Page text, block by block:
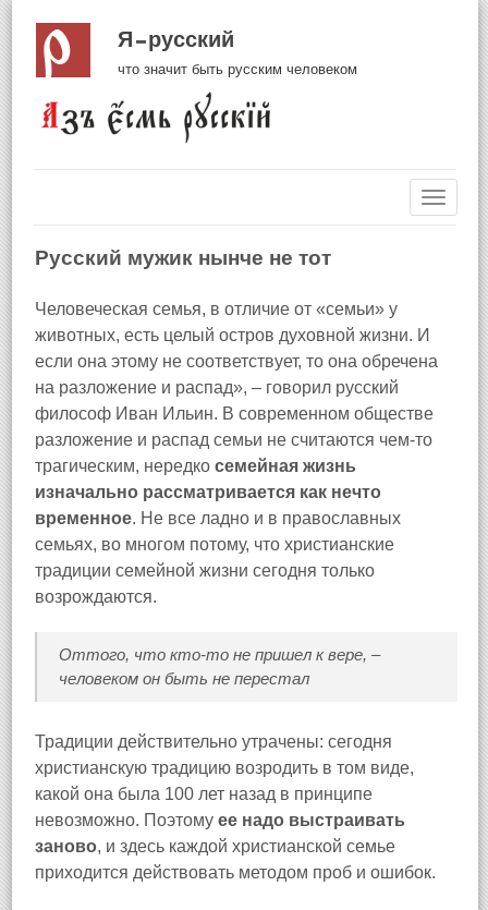
Я русский
что значит быть русским человеком
Русский мужик нынче не тот
Человеческая семья, в отличие от «семьи» у
животных, есть целый остров духовной жизни. И
если она этому не соответствует, то она обречена
на разложение и распад», – говорил русский
философ Иван Ильин. В современном обществе
разложение и распад семьи не считаются чем-то
трагическим, нередко семейная жизнь
изначально рассматривается как нечто
временное. Не все ладно и в православных
семьях, во многом потому, что христианские
традиции семейной жизни сегодня только
возрождаются.
Оттого, что кто-то не пришел к вере, –
человеком он быть не перестал
Традиции действительно утрачены: сегодня
христианскую традицию возродить в том виде,
какой она была 100 лет назад в принципе
невозможно. Поэтому ее надо выстраивать
заново, и здесь каждой христианской семье
приходится действовать методом проб и ошибок.